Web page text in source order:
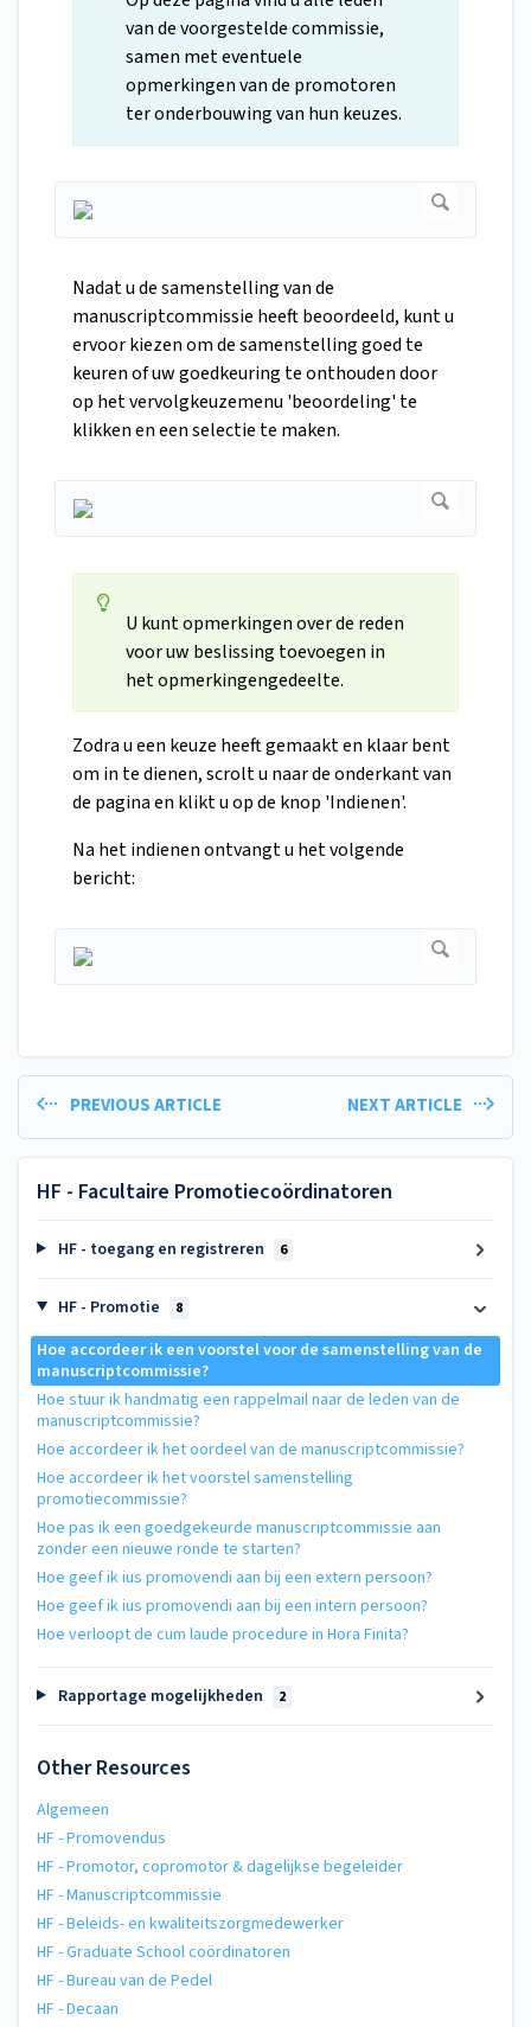
van de voorgestelde commissie,
samen met eventuele
opmerkingen van de promotoren
ter onderbouwing van hun keuzes.
Nadat u de samenstelling van de
manuscriptcommissie heeft beoordeeld, kunt u
ervoor kiezen om de samenstelling goed te
keuren of uw goedkeuring te onthouden door
op het vervolgkeuzemenu 'beoordeling' te
klikken en een selectie te maken.
U kunt opmerkingen over de reden
voor uw beslissing toevoegen in
het opmerkingengedeelte.
Zodra u een keuze heeft gemaakt en klaar bent
om in te dienen, scrolt u naar de onderkant van
de pagina en klikt u op de knop 'Indienen'.
Na het indienen ontvangt u het volgende
bericht:
PREVIOUS ARTICLE NEXT ARTICLE
HF - Facultaire Promotiecoördinatoren
HF - toegang en registreren 6
HF - Promotie 8
Hoe accordeer ik een voorstel voor de samenstelling van de
manuscriptcommissie?
Hoe stuur ik handmatig een rappelmail naar de leden van de
manuscriptcommissie?
Hoe accordeer ik het oordeel van de manuscriptcommissie?
Hoe accordeer ik het voorstel samenstelling
promotiecommissie?
Hoe pas ik een goedgekeurde manuscriptcommissie aan
zonder een nieuwe ronde te starten?
Hoe geef ik ius promovendi aan bij een extern persoon?
Hoe geef ik ius promovendi aan bij een intern persoon?
Hoe verloopt de cum laude procedure in Hora Finita?
Rapportage mogelijkheden 2
Other Resources
Algemeen
HF - Promovendus
HF - Promotor, copromotor & dagelijkse begeleider
HF - Manuscriptcommissie
HF - Beleids- en kwaliteitszorgmedewerker
HF - Graduate School coördinatoren
HF - Bureau van de Pedel
HF - Decaan